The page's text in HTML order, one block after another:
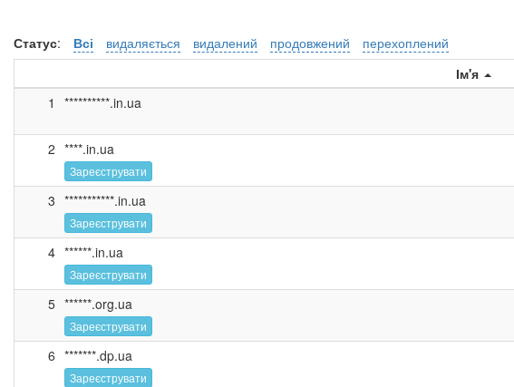
Статус: Всі видаляється видалений продовжений перехоплений
Ім'я
1
**********.in.ua
2 ****.in.ua
Зареєструвати
3 ***********.in.ua
Зареєструвати
4 ******.in.ua
Зареєструвати
5 ******.org.ua
Зареєструвати
6 *******.dp.ua
Зареєструвати